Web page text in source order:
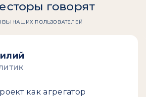
говорят
НАШИХ ПОЛЬЗОВАТЕЛЕЙ
как агрегатор